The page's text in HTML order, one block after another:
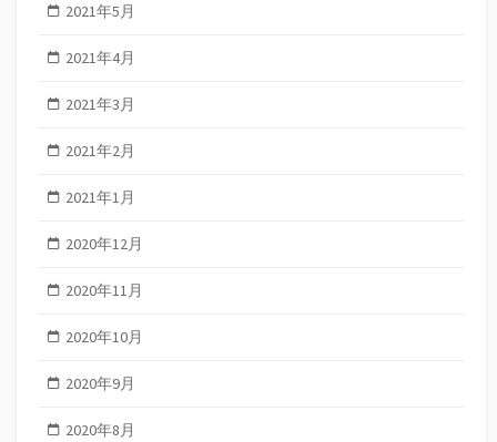
2021年5月
2021年4月
2021年3月
2021年2月
2021年1月
2020年12月
2020年11月
2020年10月
2020年9月
2020年8月